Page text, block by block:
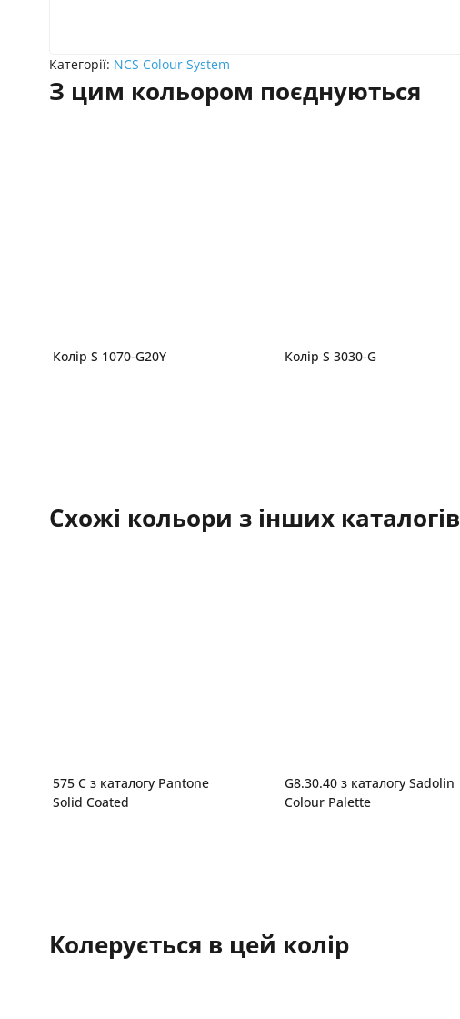
Категорії: NCS Colour System
З цим кольором поєднуються
Колір S 1070-G20Y Колір S 3030-G
Схожі кольори з інших каталогів
575 C з каталогу Pantone
Solid Coated
G8.30.40 з каталогу Sadolin
Colour Palette
Колерується в цей колір